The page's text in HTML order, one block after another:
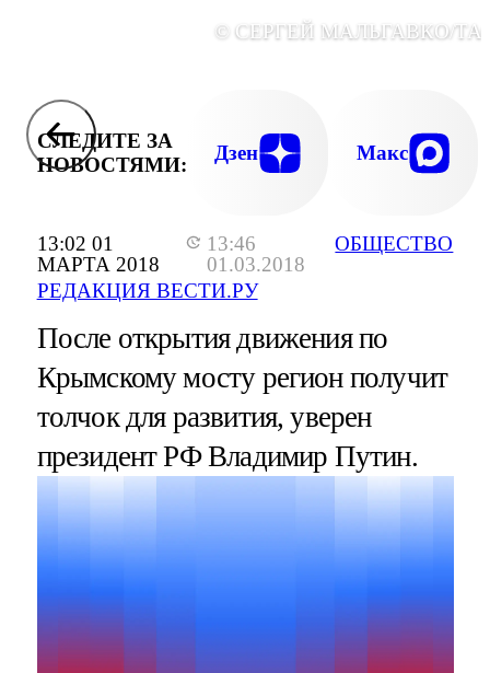
13:02 01
МАРТА 2018
13:46
01.03.2018
РЕДАКЦИЯ ВЕСТИ.РУ
ОБЩЕСТВО
© СЕРГЕЙ МАЛЬГАВКО/
СЛЕДИТЕ ЗА
НОВОСТЯМИ:
Дзен Макс
После открытия движения по
Крымскому мосту регион получит
толчок для развития, уверен
президент РФ Владимир Путин.